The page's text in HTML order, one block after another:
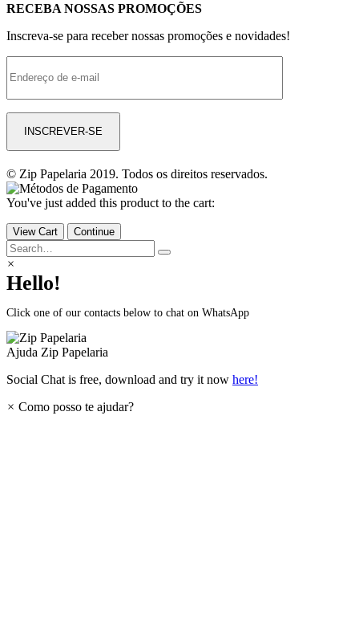
RECEBA NOSSAS PROMOÇÕES
Inscreva-se para receber nossas promoções e novidades!
© Zip Papelaria 2019. Todos os direitos reservados.
You've just added this product to the cart:
View Cart Continue
×
Hello!
Click one of our contacts below to chat on WhatsApp
Ajuda Zip Papelaria
Social Chat is free, download and try it now here!
× Como posso te ajudar?